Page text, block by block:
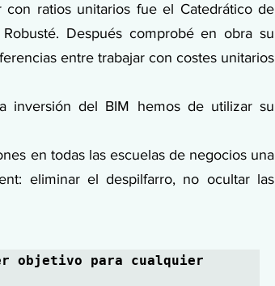
ratios unitarios fue el Catedrático de
Después comprobé en obra su
entre trabajar con costes unitarios
inversión del BIM hemos de utilizar su
en todas las escuelas de negocios una
eliminar el despilfarro, no ocultar las
objetivo para cualquier